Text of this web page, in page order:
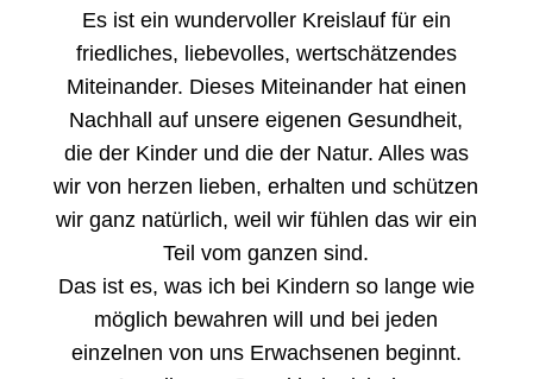
Es ist ein wundervoller Kreislauf für ein
friedliches, liebevolles, wertschätzendes
Miteinander. Dieses Miteinander hat einen
Nachhall auf unsere eigenen Gesundheit,
die der Kinder und die der Natur. Alles was
wir von herzen lieben, erhalten und schützen
wir ganz natürlich, weil wir fühlen das wir ein
Teil vom ganzen sind.
Das ist es, was ich bei Kindern so lange wie
möglich bewahren will und bei jeden
einzelnen von uns Erwachsenen beginnt.